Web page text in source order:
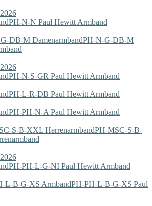
PH-N-N Paul Hewitt Armband
PH-N-G-DB-M
PH-N-S-GR Paul Hewitt Armband
PH-L-R-DB Paul Hewitt Armband
PH-PH-N-A Paul Hewitt Armband
PH-MSC-S-B-
PH-PH-L-G-NI Paul Hewitt Armband
PH-PH-L-B-G-XS Paul